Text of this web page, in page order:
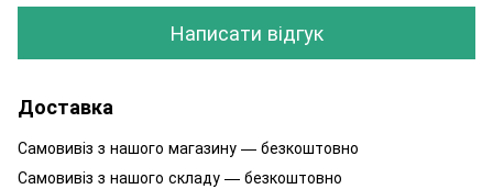
Написати відгук
Доставка
Самовивіз з нашого магазину — безкоштовно
Самовивіз з нашого складу — безкоштовно